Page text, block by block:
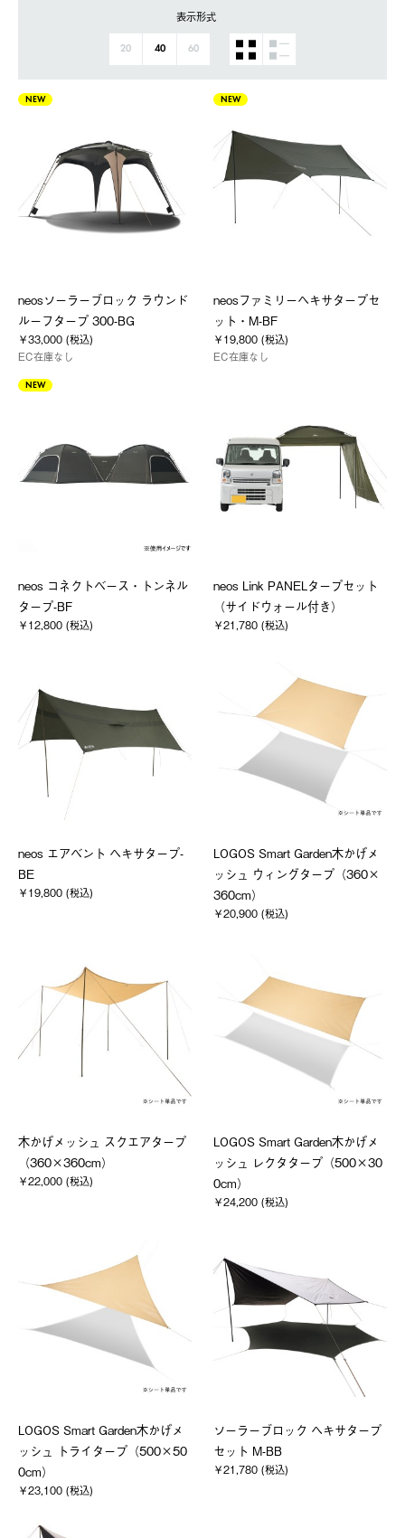
表示形式
20 40 60
NEW
neosソーラーブロック ラウンド
ルーフタープ 300-BG
￥33,000 (税込)
EC在庫なし
NEW
neosファミリーヘキサタープセ
ット・M-BF
￥19,800 (税込)
EC在庫なし
NEW
neos コネクトベース・トンネル
タープ-BF
￥12,800 (税込)
neos Link PANELタープセット
（サイドウォール付き）
￥21,780 (税込)
neos エアベント ヘキサタープ-
BE
￥19,800 (税込)
LOGOS Smart Garden木かげメ
ッシュ ウィングタープ（360×
360cm）
￥20,900 (税込)
木かげメッシュ スクエアタープ
（360×360cm）
￥22,000 (税込)
LOGOS Smart Garden木かげメ
ッシュ レクタタープ（500×30
0cm）
￥24,200 (税込)
LOGOS Smart Garden木かげメ
ッシュ トライタープ（500×50
0cm）
￥23,100 (税込)
ソーラーブロック ヘキサタープ
セット M-BB
￥21,780 (税込)